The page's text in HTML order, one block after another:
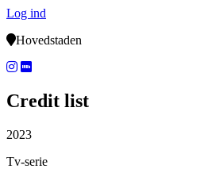
Log ind
Hovedstaden
Credit list
2023
Tv-serie